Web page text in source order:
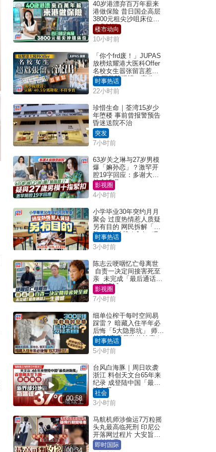
40岁港漂弃百万年薪来
港做保险 昔日国企高层
3800元租尖沙咀床位｜
租盘Million
楼市动向
10小时前
「你个frd废！」JUPAS
放榜炫耀港大医科Offer
名校女生嚣张留言惹众
怒 医学院澄清：宣称
「40.5分获录取」不符事
实｜Juicy叮
时事热话
22小时前
珍惜生命｜荃湾15岁少
年堕楼 事前曾报警预告
昏迷送院不治
突发
7小时前
63岁关之琳与27岁男模
爆「嫲孙恋」？激罕开
腔19字回应：多谢大家
挂念近况
影视圈
4小时前
小学毕业30年突约月月
聚会 过度热情惹人质疑
另有目的 网民拆解「扮
熟」4大动机｜Juicy叮
时事热话
3小时前
陈志云哽咽忆亡母离世
自责一决定间接害死至
亲 未完成「最后通话」
一生遗憾
影视圈
7小时前
细单位榨干每吋空间易
踩雷？ 暗藏入住半年必
后悔「5大隐形坑」 师傅
传授6字家居装修锦囊｜
Juicy叮
时事热话
5小时前
00:58
台风白海豚｜周日吹袭
浙江 料创天文台65年来
纪录 成登陆中国「最长
途台风」
社会
3小时前
00:34
马航机师涉偷运7万粒摇
头丸最高临死刑 印尼公
开落网过程片 大安旨意
岂料败露
即时国际